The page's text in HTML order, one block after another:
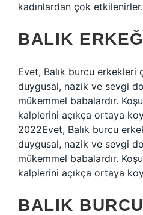
kadınlardan çok etkilenirler.
BALIK
Evet, Balık burcu erkekleri
duygusal, nazik ve sevgi
mükemmel babalardır.
kalplerini açıkça ortaya
2022Evet, Balık burcu
duygusal, nazik ve sevgi
mükemmel babalardır.
kalplerini açıkça ortaya
BALIK BURCU